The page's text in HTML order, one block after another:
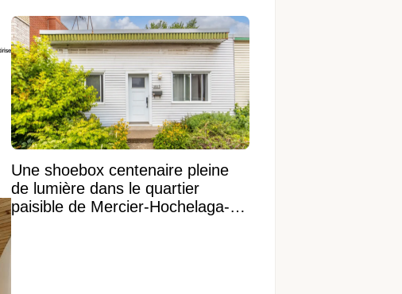
Une shoebox centenaire pleine
de lumière dans le quartier
paisible de Mercier-Hochelaga-